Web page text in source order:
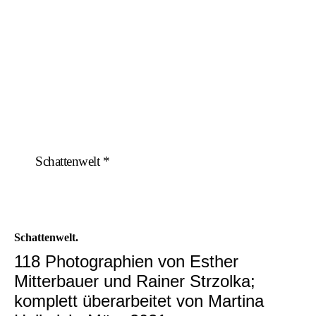
Schattenwelt *
Schattenwelt.
118 Photographien von Esther
Mitterbauer und Rainer Strzolka;
komplett überarbeitet von Martina